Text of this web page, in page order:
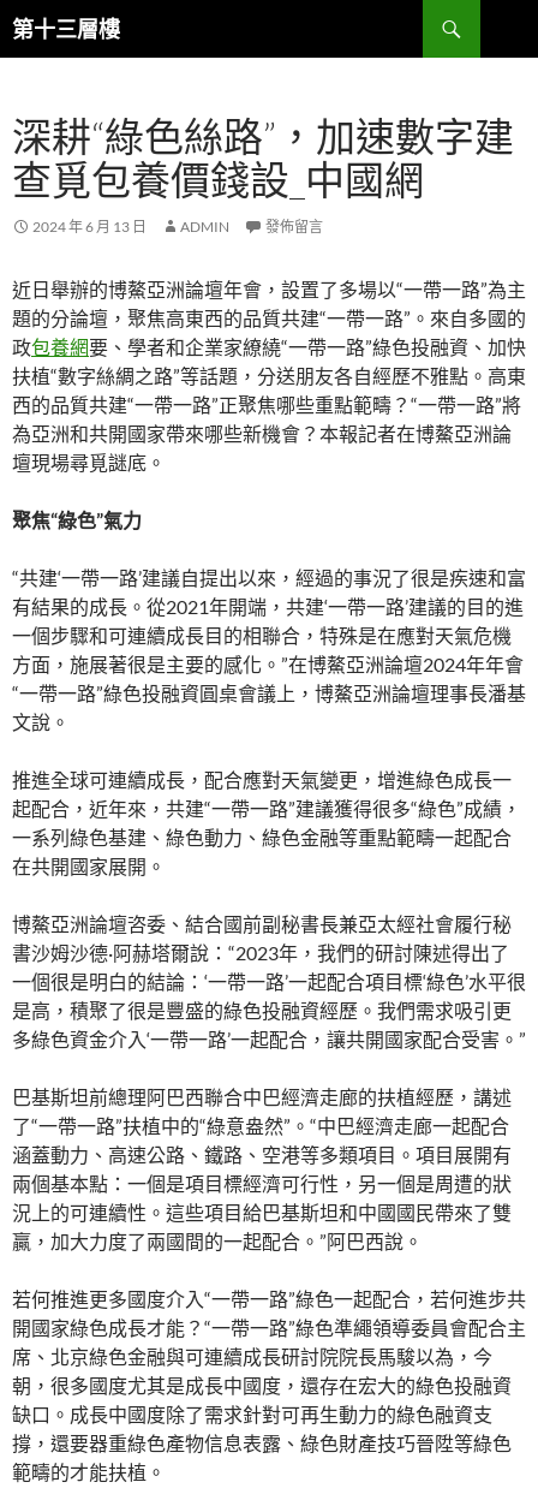
跳
至
內
容
第十三層樓
搜
尋
深耕“綠色絲路”，加速數字建
查覓包養價錢設_中國網
2024 年 6 月 13 日 ADMIN 發佈留言
近日舉辦的博鰲亞洲論壇年會，設置了多場以“一帶一路”為主
題的分論壇，聚焦高東西的品質共建“一帶一路”。來自多國的
政包養網要、學者和企業家繚繞“一帶一路”綠色投融資、加快
扶植“數字絲綢之路”等話題，分送朋友各自經歷不雅點。高東
西的品質共建“一帶一路”正聚焦哪些重點範疇？“一帶一路”將
為亞洲和共開國家帶來哪些新機會？本報記者在博鰲亞洲論
壇現場尋覓謎底。
聚焦“綠色”氣力
“共建‘一帶一路’建議自提出以來，經過的事況了很是疾速和富
有結果的成長。從2021年開端，共建‘一帶一路’建議的目的進
一個步驟和可連續成長目的相聯合，特殊是在應對天氣危機
方面，施展著很是主要的感化。”在博鰲亞洲論壇2024年年會
“一帶一路”綠色投融資圓桌會議上，博鰲亞洲論壇理事長潘基
文說。
推進全球可連續成長，配合應對天氣變更，增進綠色成長一
起配合，近年來，共建“一帶一路”建議獲得很多“綠色”成績，
一系列綠色基建、綠色動力、綠色金融等重點範疇一起配合
在共開國家展開。
博鰲亞洲論壇咨委、結合國前副秘書長兼亞太經社會履行秘
書沙姆沙德·阿赫塔爾說：“2023年，我們的研討陳述得出了
一個很是明白的結論：‘一帶一路’一起配合項目標‘綠色’水平很
是高，積聚了很是豐盛的綠色投融資經歷。我們需求吸引更
多綠色資金介入‘一帶一路’一起配合，讓共開國家配合受害。”
巴基斯坦前總理阿巴西聯合中巴經濟走廊的扶植經歷，講述
了“一帶一路”扶植中的“綠意盎然”。“中巴經濟走廊一起配合
涵蓋動力、高速公路、鐵路、空港等多類項目。項目展開有
兩個基本點：一個是項目標經濟可行性，另一個是周遭的狀
況上的可連續性。這些項目給巴基斯坦和中國國民帶來了雙
贏，加大力度了兩國間的一起配合。”阿巴西說。
若何推進更多國度介入“一帶一路”綠色一起配合，若何進步共
開國家綠色成長才能？“一帶一路”綠色準繩領導委員會配合主
席、北京綠色金融與可連續成長研討院院長馬駿以為，今
朝，很多國度尤其是成長中國度，還存在宏大的綠色投融資
缺口。成長中國度除了需求針對可再生動力的綠色融資支
撐，還要器重綠色產物信息表露、綠色財產技巧晉陞等綠色
範疇的才能扶植。